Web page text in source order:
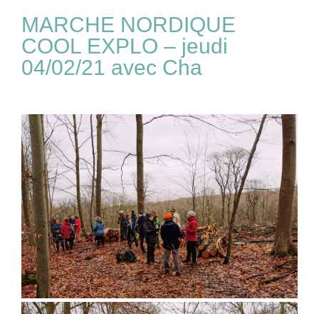
MARCHE NORDIQUE
COOL EXPLO – jeudi
04/02/21 avec Cha